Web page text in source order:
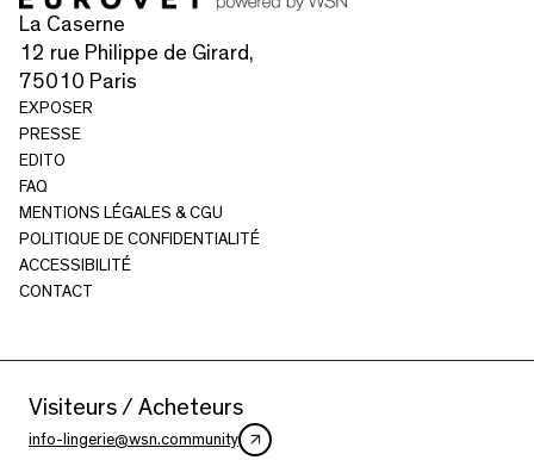
Visiteurs / Acheteurs
info-lingerie@wsn.community
La Caserne
12 rue Philippe de Girard,
75010 Paris
EXPOSER
PRESSE
EDITO
FAQ
MENTIONS LÉGALES & CGU
POLITIQUE DE CONFIDENTIALITÉ
ACCESSIBILITÉ
CONTACT